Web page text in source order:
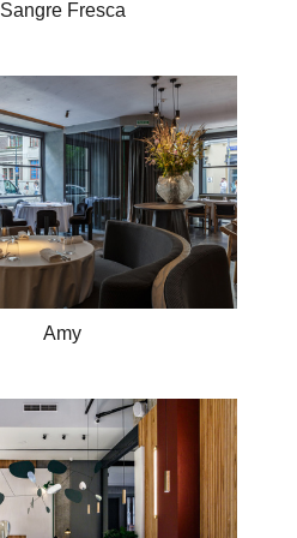
Sangre Fresca
Amy